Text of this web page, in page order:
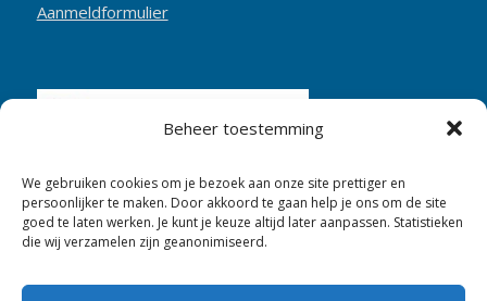
Beheer toestemming
We gebruiken cookies om je bezoek aan onze site prettiger en
persoonlijker te maken. Door akkoord te gaan help je ons om de site
goed te laten werken. Je kunt je keuze altijd later aanpassen. Statistieken
die wij verzamelen zijn geanonimiseerd.
Aanmeldformulier